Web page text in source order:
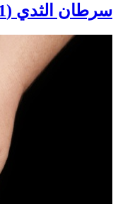
سرطان الثدي (1)